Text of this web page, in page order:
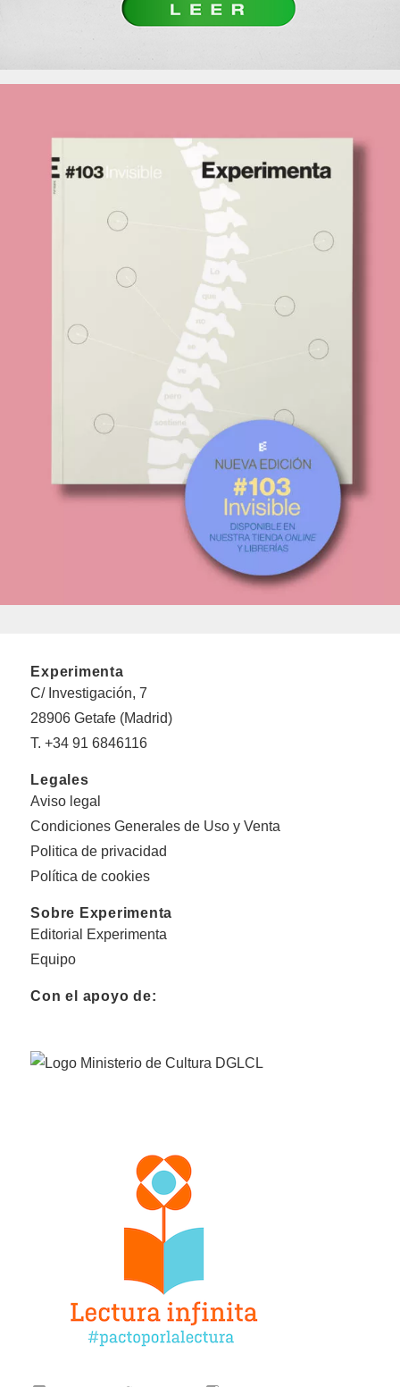
Experimenta
C/ Investigación, 7
28906 Getafe (Madrid)
T. +34 91 6846116
Legales
Aviso legal
Condiciones Generales de Uso y Venta
Politica de privacidad
Política de cookies
Sobre Experimenta
Editorial Experimenta
Equipo
Con el apoyo de: